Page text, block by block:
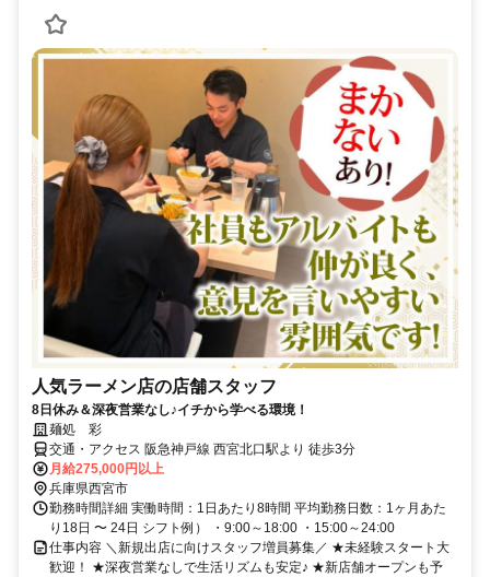
人気ラーメン店の店舗スタッフ
8日休み＆深夜営業なし♪イチから学べる環境！
麺処 彩
交通・アクセス 阪急神戸線 西宮北口駅より 徒歩3分
月給275,000円以上
兵庫県西宮市
勤務時間詳細 実働時間：1日あたり8時間 平均勤務日数：1ヶ月あた
り18日 〜 24日 シフト例） ・9:00～18:00 ・15:00～24:00
仕事内容 ＼新規出店に向けスタッフ増員募集／ ★未経験スタート大
歓迎！ ★深夜営業なしで生活リズムも安定♪ ★新店舗オープンも予